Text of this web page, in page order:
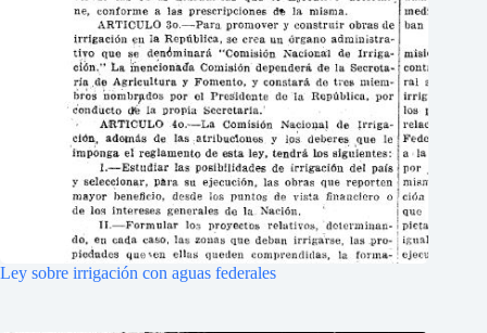
Ley sobre irrigación con aguas federales